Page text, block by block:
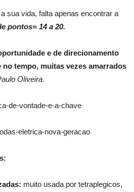
sua vida, falta apenas encontrar a
pontos= 14 a 20.
e de direcionamento
no tempo, muitas vezes amarrados
Oliveira.
muito usada por tetraplegicos,